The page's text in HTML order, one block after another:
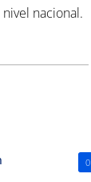
nacional.
0